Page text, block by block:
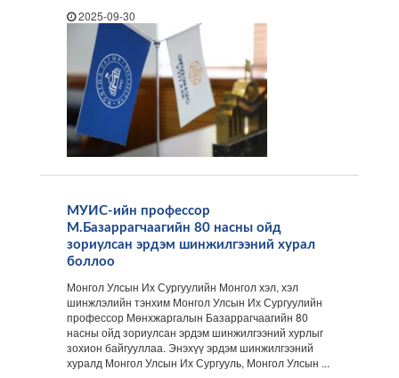
2025-09-30
МУИС-ийн профессор
М.Базаррагчаагийн 80 насны ойд
зориулсан эрдэм шинжилгээний хурал
боллоо
Монгол Улсын Их Сургуулийн Монгол хэл, хэл
шинжлэлийн тэнхим Монгол Улсын Их Сургуулийн
профессор Мөнхжаргалын Базаррагчаагийн 80
насны ойд зориулсан эрдэм шинжилгээний хурлыг
зохион байгууллаа. Энэхүү эрдэм шинжилгээний
хуралд Монгол Улсын Их Сургууль, Монгол Улсын ...